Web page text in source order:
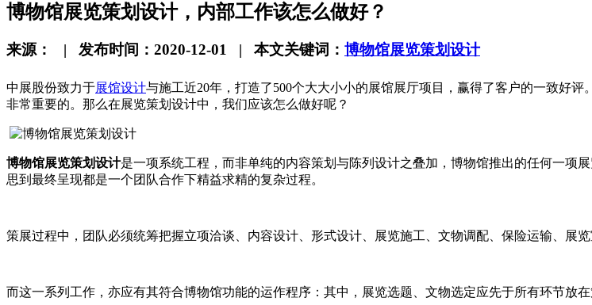
博物馆展览策划设计，内部工作该怎么做好？
来源： | 发布时间：2020-12-01 | 本文关键词： 博物馆展览策划设计
中展股份致力于展馆设计与施工近20年，打造了500个大大小小的展馆展厅项目，赢得了客户的一致好
非常重要的。那么在展览策划设计中，我们应该怎么做好呢？
博物馆展览策划设计是一项系统工程，而非单纯的内容策划与陈列设计之叠加，博物馆推出的任何一项
思到最终呈现都是一个团队合作下精益求精的复杂过程。
策展过程中，团队必须统筹把握立项洽谈、内容设计、形式设计、展览施工、文物调配、保险运输、展
而这一系列工作，亦应有其符合博物馆功能的运作程序：其中，展览选题、文物选定应先于所有环节放在